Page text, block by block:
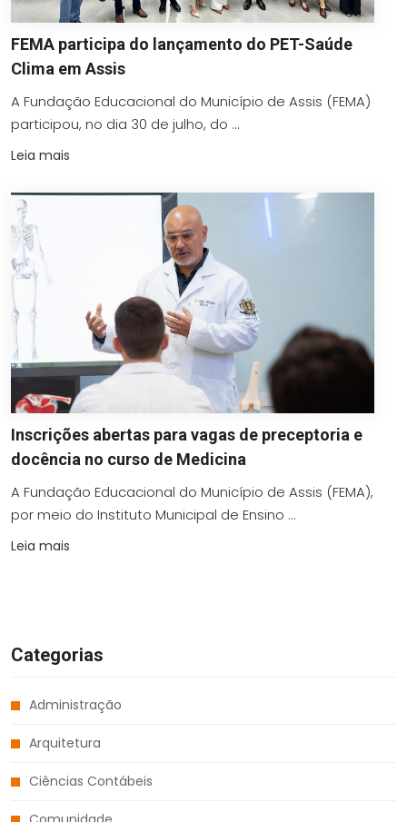
FEMA participa do lançamento do PET-Saúde
Clima em Assis
A Fundação Educacional do Município de Assis (FEMA)
participou, no dia 30 de julho, do ...
Leia mais
Inscrições abertas para vagas de preceptoria e
docência no curso de Medicina
A Fundação Educacional do Município de Assis (FEMA),
por meio do Instituto Municipal de Ensino ...
Leia mais
Categorias
Administração
Arquitetura
Ciências Contábeis